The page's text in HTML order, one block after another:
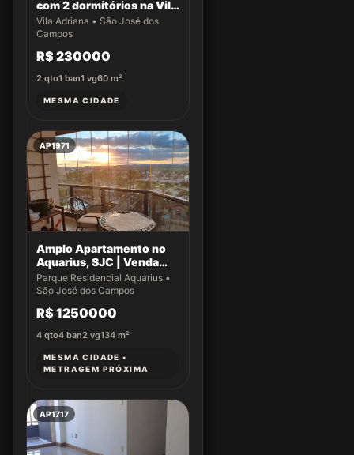
com 2 dormitórios na Vila
Adriana
Vila Adriana • São José dos
Campos
R$ 230000
2 qto1 ban1 vg60 m²
MESMA CIDADE
AP1971
Amplo Apartamento no
Aquarius, SJC | Venda
Exclusiva!
Parque Residencial Aquarius •
São José dos Campos
R$ 1250000
4 qto4 ban2 vg134 m²
MESMA CIDADE •
METRAGEM PRÓXIMA
AP1717